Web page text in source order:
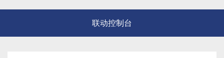
联动控制台